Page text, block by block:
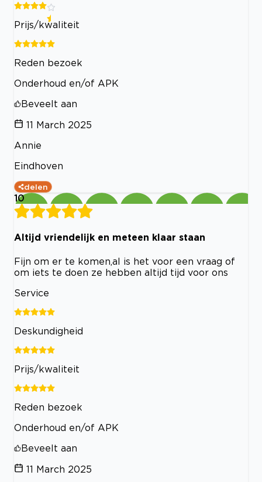
Prijs/kwaliteit
Reden bezoek
Onderhoud en/of APK
Beveelt aan
11 March 2025
Annie
Eindhoven
delen
10
Altijd vriendelijk en meteen klaar staan
Fijn om er te komen,al is het voor een vraag of
om iets te doen ze hebben altijd tijd voor ons
Service
Deskundigheid
Prijs/kwaliteit
Reden bezoek
Onderhoud en/of APK
Beveelt aan
11 March 2025